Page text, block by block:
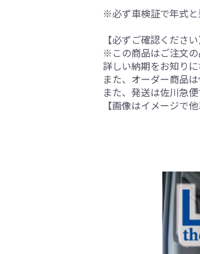
※必ず車検証で年式と
【必ずご確認ください
※この商品はご注文の
詳しい納期をお知り
また、オーダー商品
また、発送は佐川急
【画像はイメージで